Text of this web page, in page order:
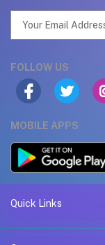
FOLLOW US
MOBILE APPS
Quick Links